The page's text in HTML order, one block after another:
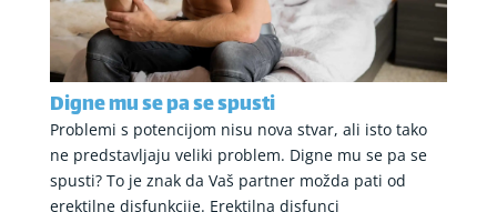
Digne mu se pa se spusti
Problemi s potencijom nisu nova stvar, ali isto tako
ne predstavljaju veliki problem. Digne mu se pa se
spusti? To je znak da Vaš partner možda pati od
erektilne disfunkcije. Erektilna disfunci